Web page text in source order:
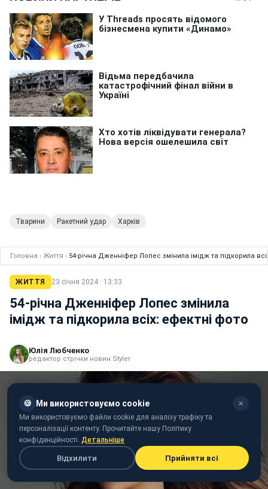
Тварини Ракетний удар Харків
Головна › Життя › 54-річна Дженніфер Лопес змінила імідж та підкорила
ЖИТТЯ 23 січня 2024 · 13:33
54-річна Дженніфер Лопес змінила
імідж та підкорила всіх: ефектні фото
Юлія Любченко
редактор стрічки новин Styler
🍪 Ми використовуємо cookie ✕
Ми використовуємо файли cookie для аналізу трафіку та
персоналізації контенту. Прочитайте нашу Політику
конфіденційності. Детальніше
Відхилити Прийняти всі